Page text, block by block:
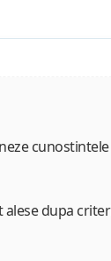
dupa